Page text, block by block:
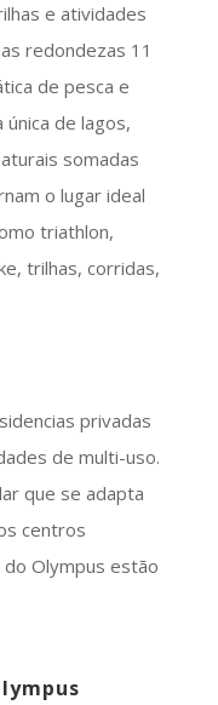
e atividades
redondezas 11
de pesca e
de lagos,
somadas
o lugar ideal
triathlon,
trilhas, corridas,
privadas
de multi-uso.
que se adapta
centros
Olympus estão